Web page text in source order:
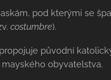
pod kterými se
costumbre).
původní
obyvatelstva.